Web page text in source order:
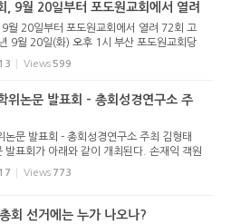
, 9월 20일부터 포도원교회에서 열려
월 20일부터 포도원교회에서 열려 72회 고
9월 20일(화) 오후 1시 부산 포도원교회당
)에서 개회한다. “사랑으로”(갈 5:6)라는 표
총회는 총회 설립 70주년을 맞이하는 때이
Views 599
위논문 발표회 - 총회성경연구소 주
논문 발표회 - 총회성경연구소 주최 김형태
발표회가 아래와 같이 개최된다. 손재익 객원
< 저작권자 ⓒ 개혁정론 무
금지 >
Views 773
회 선거에는 누가 나오나?